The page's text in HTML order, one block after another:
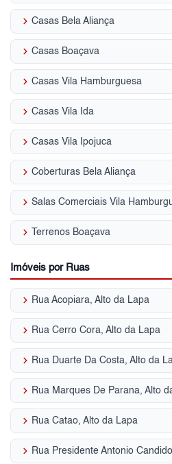
keyboard_arrow_right Casas Bela Aliança
keyboard_arrow_right Casas Boaçava
keyboard_arrow_right Casas Vila Hamburguesa
keyboard_arrow_right Casas Vila Ida
keyboard_arrow_right Casas Vila Ipojuca
keyboard_arrow_right Coberturas Bela Aliança
keyboard_arrow_right Salas Comerciais Vila
keyboard_arrow_right Terrenos Boaçava
Imóveis por Ruas
keyboard_arrow_right Rua Acopiara, Alto da Lapa
keyboard_arrow_right Rua Cerro Cora, Alto da Lapa
keyboard_arrow_right Rua Duarte Da Costa, Alto da
keyboard_arrow_right Rua Marques De Parana, Alto
keyboard_arrow_right Rua Catao, Alto da Lapa
keyboard_arrow_right Rua Presidente Antonio